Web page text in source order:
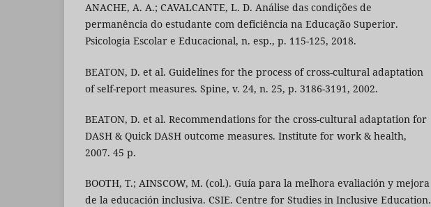
ANACHE, A. A.; CAVALCANTE, L. D. Análise das condições de
permanência do estudante com deficiência na Educação Superior.
Psicologia Escolar e Educacional, n. esp., p. 115-125, 2018.
BEATON, D. et al. Guidelines for the process of cross-cultural adaptation
of self-report measures. Spine, v. 24, n. 25, p. 3186-3191, 2002.
BEATON, D. et al. Recommendations for the cross-cultural adaptation for
DASH & Quick DASH outcome measures. Institute for work & health,
2007. 45 p.
BOOTH, T.; AINSCOW, M. (col.). Guía para la melhora evaliación y mejora
de la educación inclusiva. CSIE. Centre for Studies in Inclusive Education.